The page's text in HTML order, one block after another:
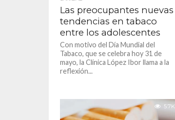
Las preocupantes nuevas
tendencias en tabaco
entre los adolescentes
Con motivo del Día Mundial del
Tabaco, que se celebra hoy 31 de
mayo, la Clínica López Ibor llama a la
reflexión...
5.7K